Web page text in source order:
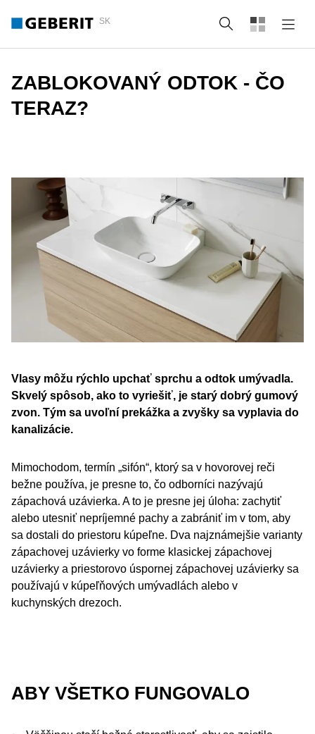
SK Vyhľadať
ZABLOKOVANÝ ODTOK - ČO
TERAZ?
Vlasy môžu rýchlo upchať sprchu a odtok umývadla.
Skvelý spôsob, ako to vyriešiť, je starý dobrý gumový
zvon. Tým sa uvoľní prekážka a zvyšky sa vyplavia do
kanalizácie.
Mimochodom, termín „sifón“, ktorý sa v hovorovej reči
bežne používa, je presne to, čo odborníci nazývajú
zápachová uzávierka. A to je presne jej úloha: zachytiť
alebo utesniť nepríjemné pachy a zabrániť im v tom, aby
sa dostali do priestoru kúpeľne. Dva najznámejšie varianty
zápachovej uzávierky vo forme klasickej zápachovej
uzávierky a priestorovo úspornej zápachovej uzávierky sa
používajú v kúpeľňových umývadlách alebo v
kuchynských drezoch.
ABY VŠETKO FUNGOVALO